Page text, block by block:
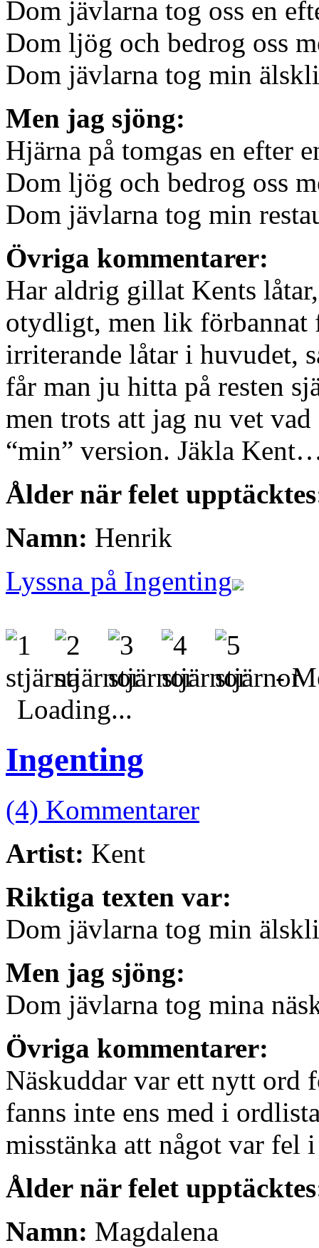
Dom jävlarna tog oss en
Dom ljög och bedrog oss
Dom jävlarna tog min
Men jag sjöng:
Hjärna på tomgas en efter
Dom ljög och bedrog oss
Dom jävlarna tog min
Övriga kommentarer:
Har aldrig gillat Kents
otydligt, men lik förbannat
irriterande låtar i huvudet,
får man ju hitta på resten
men trots att jag nu vet
“min” version. Jäkla
Ålder när felet
Namn: Henrik
Lyssna på Ingenting
-
Loading...
Ingenting
(4) Kommentarer
Artist: Kent
Riktiga texten var:
Dom jävlarna tog min
Men jag sjöng:
Dom jävlarna tog mina
Övriga kommentarer:
Näskuddar var ett nytt ord
fanns inte ens med i
misstänka att något var
Ålder när felet
Namn: Magdalena